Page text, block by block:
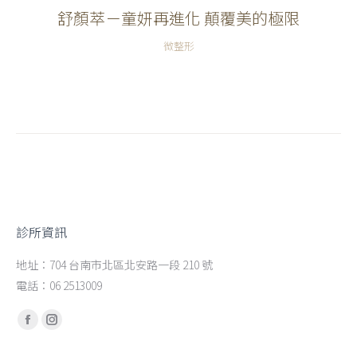
舒顏萃－童妍再進化 顛覆美的極限
微整形
診所資訊
地址：704 台南市北區北安路一段 210 號
電話：06 2513009
Find us on:
FacebookInstagram